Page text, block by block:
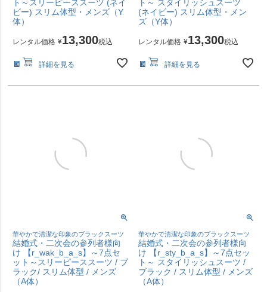
ト～スリーピーススーツ (ネイ
ビー) スリム体型・メンズ（Y
体）
レンタル価格 ¥13,300税込
詳細を見る
ト～ スタイリッシュスーツ
(ネイビー) スリム体型・メン
ズ（Y体）
レンタル価格 ¥13,300税込
詳細を見る
華やかで清潔な印象のブラックスーツ
結婚式・二次会の参列者様向
け 【r_wak_b_a_s】～7点セ
ット～スリーピーススーツ / ブ
ラック/ スリム体型 / メンズ
（A体）
華やかで清潔な印象のブラックスーツ
結婚式・二次会の参列者様向
け 【r_sty_b_a_s】～7点セッ
ト～ スタイリッシュスーツ /
ブラック / スリム体型 / メンズ
（A体）